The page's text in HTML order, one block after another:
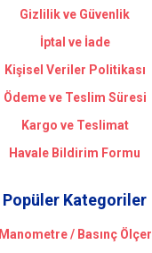
Gizlilik ve Güvenlik
İptal ve İade
Kişisel Veriler Politikası
Ödeme ve Teslim Süresi
Kargo ve Teslimat
Havale Bildirim Formu
Popüler Kategoriler
Manometre / Basınç Ölçer